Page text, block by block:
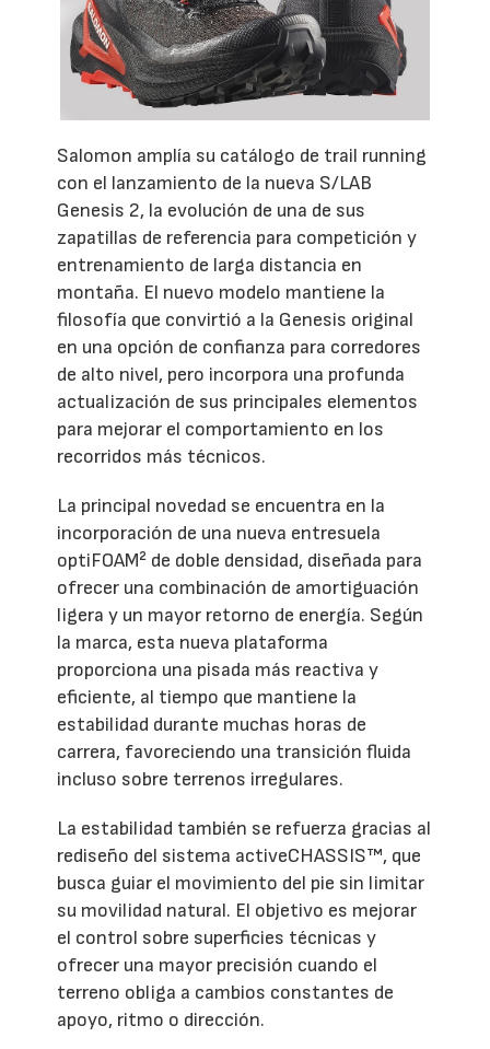
Salomon amplía su catálogo de trail running
con el lanzamiento de la nueva S/LAB
Genesis 2, la evolución de una de sus
zapatillas de referencia para competición y
entrenamiento de larga distancia en
montaña. El nuevo modelo mantiene la
filosofía que convirtió a la Genesis original
en una opción de confianza para corredores
de alto nivel, pero incorpora una profunda
actualización de sus principales elementos
para mejorar el comportamiento en los
recorridos más técnicos.
La principal novedad se encuentra en la
incorporación de una nueva entresuela
optiFOAM² de doble densidad, diseñada para
ofrecer una combinación de amortiguación
ligera y un mayor retorno de energía. Según
la marca, esta nueva plataforma
proporciona una pisada más reactiva y
eficiente, al tiempo que mantiene la
estabilidad durante muchas horas de
carrera, favoreciendo una transición fluida
incluso sobre terrenos irregulares.
La estabilidad también se refuerza gracias al
rediseño del sistema activeCHASSIS™, que
busca guiar el movimiento del pie sin limitar
su movilidad natural. El objetivo es mejorar
el control sobre superficies técnicas y
ofrecer una mayor precisión cuando el
terreno obliga a cambios constantes de
apoyo, ritmo o dirección.